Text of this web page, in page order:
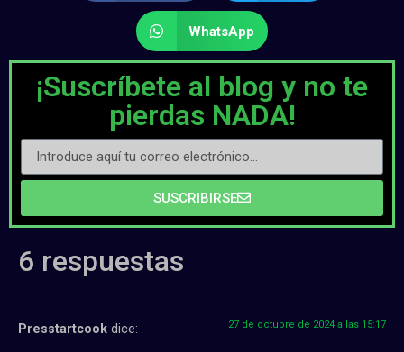
WhatsApp
¡Suscríbete al blog y no te
pierdas NADA!
SUSCRIBIRSE
6 respuestas
Presstartcook dice: 27 de octubre de 2024 a las 15:17